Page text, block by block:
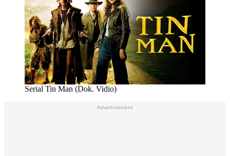
Serial Tin Man (Dok. Vidio)
Advertisement